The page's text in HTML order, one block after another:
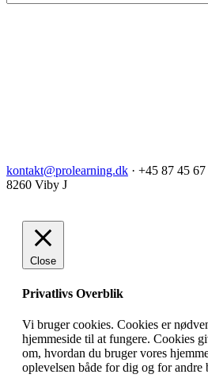
kontakt@prolearning.dk · +45 87 45
8260 Viby J
Close
Privatlivs Overblik
Vi bruger cookies. Cookies er
hjemmeside til at fungere. Cookies
om, hvordan du bruger vores
oplevelsen både for dig og for andre